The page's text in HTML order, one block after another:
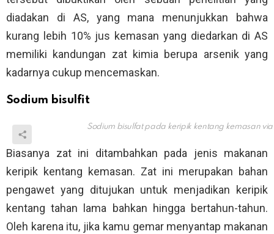
diadakan di AS, yang mana menunjukkan bahwa
kurang lebih 10% jus kemasan yang diedarkan di AS
memiliki kandungan zat kimia berupa arsenik yang
kadarnya cukup mencemaskan.
Sodium bisulfit
Sodium bisulfat pada keripik kentang kemasan via
Biasanya zat ini ditambahkan pada jenis makanan
keripik kentang kemasan. Zat ini merupakan bahan
pengawet yang ditujukan untuk menjadikan keripik
kentang tahan lama bahkan hingga bertahun-tahun.
Oleh karena itu, jika kamu gemar menyantap makanan